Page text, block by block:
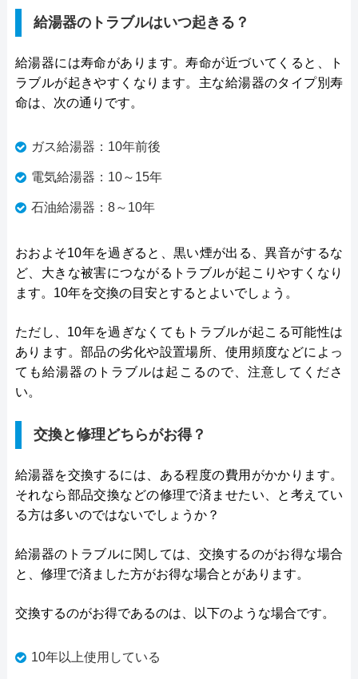
給湯器のトラブルはいつ起きる？
給湯器には寿命があります。寿命が近づいてくると、ト
ラブルが起きやすくなります。主な給湯器のタイプ別寿
命は、次の通りです。
ガス給湯器：10年前後
電気給湯器：10～15年
石油給湯器：8～10年
おおよそ10年を過ぎると、黒い煙が出る、異音がするな
ど、大きな被害につながるトラブルが起こりやすくなり
ます。10年を交換の目安とするとよいでしょう。
ただし、10年を過ぎなくてもトラブルが起こる可能性は
あります。部品の劣化や設置場所、使用頻度などによっ
ても給湯器のトラブルは起こるので、注意してくださ
い。
交換と修理どちらがお得？
給湯器を交換するには、ある程度の費用がかかります。
それなら部品交換などの修理で済ませたい、と考えてい
る方は多いのではないでしょうか？
給湯器のトラブルに関しては、交換するのがお得な場合
と、修理で済ました方がお得な場合とがあります。
交換するのがお得であるのは、以下のような場合です。
10年以上使用している